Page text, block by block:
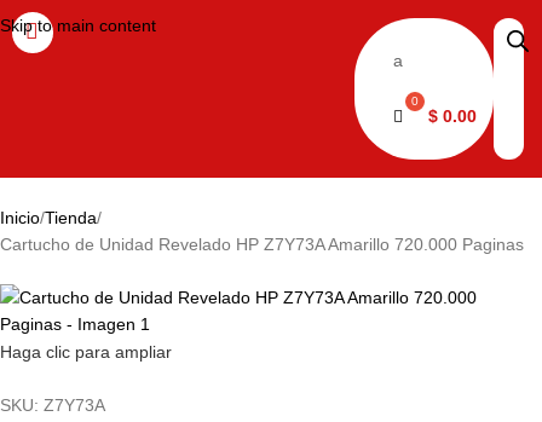
Skip to main content
a
$ 0.00
Inicio Tienda
Cartucho de Unidad Revelado HP Z7Y73A Amarillo 720.000 Paginas
Haga clic para ampliar
SKU: Z7Y73A